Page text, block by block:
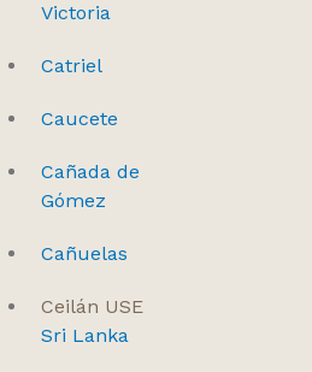
Victoria
Catriel
Caucete
Cañada de
Gómez
Cañuelas
Ceilán USE
Sri Lanka